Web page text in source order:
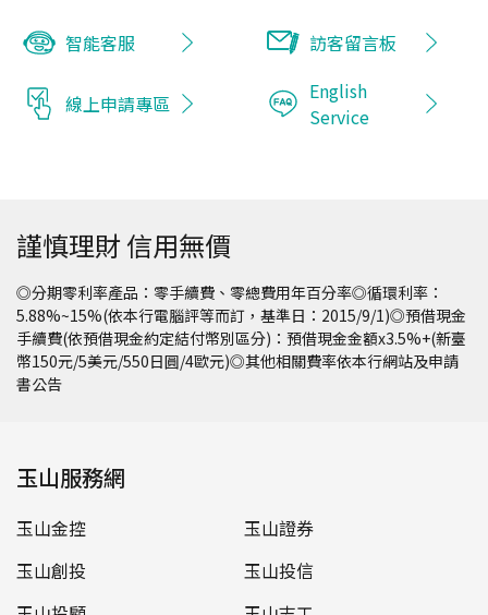
智能客服 訪客留言板
線上申請專區
English
Service
謹慎理財 信用無價
◎分期零利率產品：零手續費、零總費用年百分率◎循環利率：
5.88%~15%(依本行電腦評等而訂，基準日：2015/9/1)◎預借現金
手續費(依預借現金約定結付幣別區分)：預借現金金額x3.5%+(新臺
幣150元/5美元/550日圓/4歐元)◎其他相關費率依本行網站及申請
書公告
玉山服務網
玉山金控
玉山證券
玉山創投
玉山投信